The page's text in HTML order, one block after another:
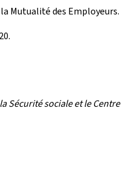
Mutualité des Employeurs.
Sécurité sociale et le Centre